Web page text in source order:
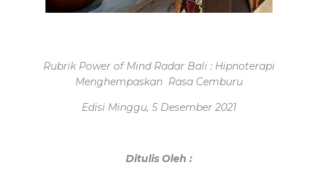
Rubrik Power of Mind Radar Bali : Hipnoterapi
Menghempaskan Rasa Cemburu
Edisi Minggu, 5 Desember 2021
Ditulis Oleh :